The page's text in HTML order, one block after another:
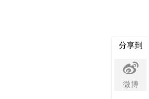
分享到
微博